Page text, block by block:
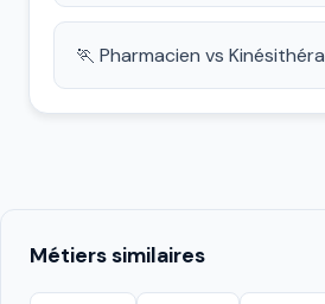
🏃 Pharmacien vs
Métiers similaires